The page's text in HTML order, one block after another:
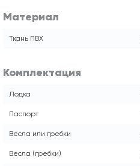
Материал
Ткань ПВХ
Комплектация
Лодка
Паспорт
Весла или гребки
Весла (гребки)